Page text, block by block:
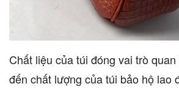
Chất liệu của túi đóng vai trò
đến chất lượng của túi bảo hộ lao